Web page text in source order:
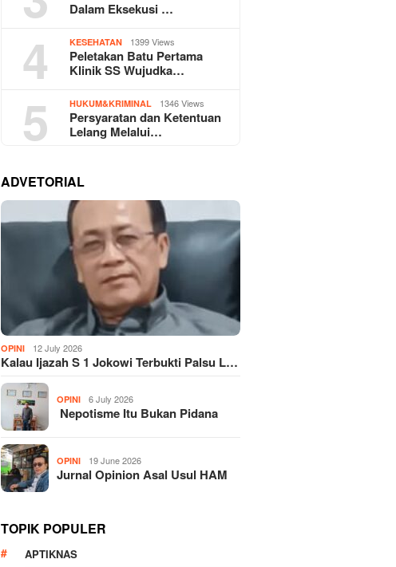
Dalam Eksekusi …
4 KESEHATAN 1399 Views
Peletakan Batu Pertama
Klinik SS Wujudka…
5 HUKUM&KRIMINAL 1346 Views
Persyaratan dan Ketentuan
Lelang Melalui…
ADVETORIAL
OPINI 12 July 2026
Kalau Ijazah S 1 Jokowi Terbukti Palsu L…
OPINI 6 July 2026
Nepotisme Itu Bukan Pidana
OPINI 19 June 2026
Jurnal Opinion Asal Usul HAM
TOPIK POPULER
APTIKNAS